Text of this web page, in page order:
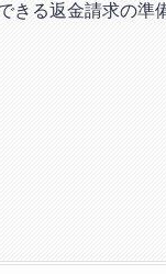
きる返金請求の準